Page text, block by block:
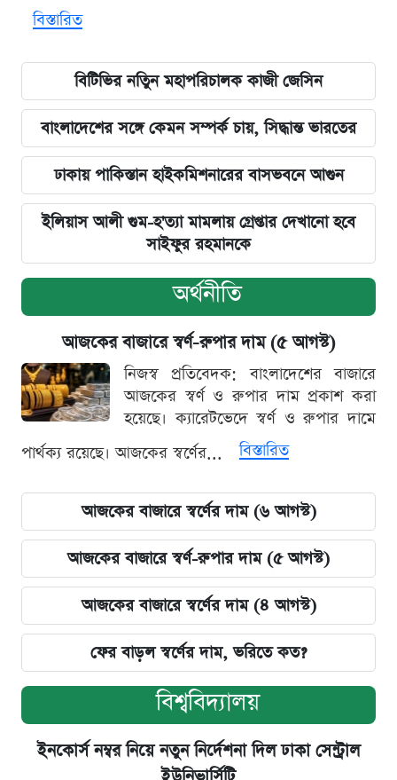
বিস্তারিত
বিটিভির নতিুন মহাপরিচালক কাজী জেসিন
বাংলাদেশের সঙ্গে কেমন সম্পর্ক চায়, সিদ্ধান্ত ভারতের
ঢাকায় পাকিস্তান হাইকমিশনারের বাসভবনে আগুন
ইলিয়াস আলী গুম-হ'ত্যা মামলায় গ্রেপ্তার দেখানো হবে
সাইফুর রহমানকে
অর্থনীতি
আজকের বাজারে স্বর্ণ-রুপার দাম (৫ আগস্ট)
নিজস্ব প্রতিবেদক: বাংলাদেশের বাজারে
আজকের স্বর্ণ ও রুপার দাম প্রকাশ করা
হয়েছে। ক্যারেটভেদে স্বর্ণ ও রুপার দামে
পার্থক্য রয়েছে। আজকের স্বর্ণের...
বিস্তারিত
আজকের বাজারে স্বর্ণের দাম (৬ আগস্ট)
আজকের বাজারে স্বর্ণ-রুপার দাম (৫ আগস্ট)
আজকের বাজারে স্বর্ণের দাম (৪ আগস্ট)
ফের বাড়ল স্বর্ণের দাম, ভরিতে কত?
বিশ্ববিদ্যালয়
ইনকোর্স নম্বর নিয়ে নতুন নির্দেশনা দিল ঢাকা সেন্ট্রাল